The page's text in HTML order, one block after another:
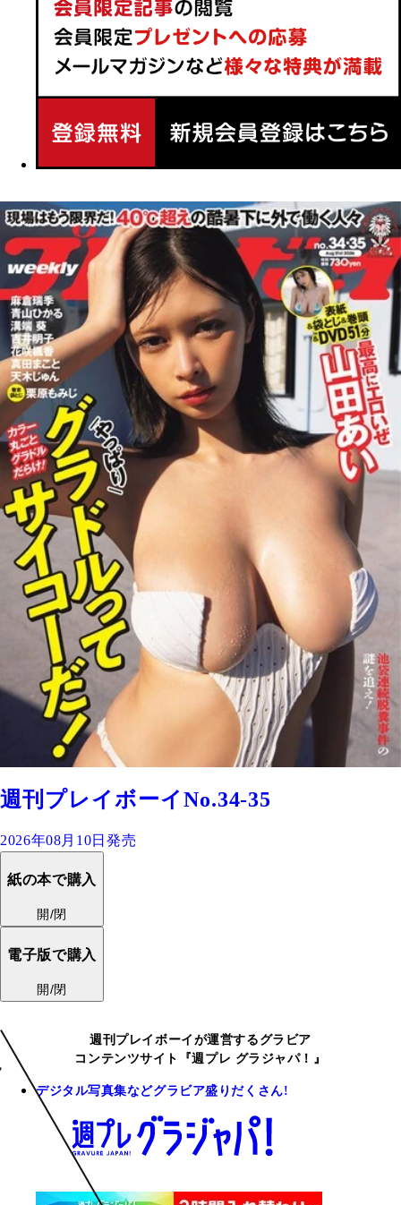
週刊プレイボーイNo.34-35
2026年08月10日発売
紙の本で購入
開/閉
電子版で購入
開/閉
週刊プレイボーイが運営するグラビア
コンテンツサイト『週プレ グラジャパ！』
デジタル写真集などグラビア盛りだくさん!